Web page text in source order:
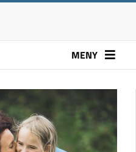
MENY